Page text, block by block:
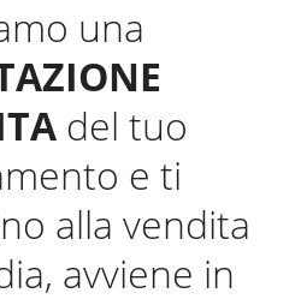
una
del tuo
e ti
alla vendita
avviene in